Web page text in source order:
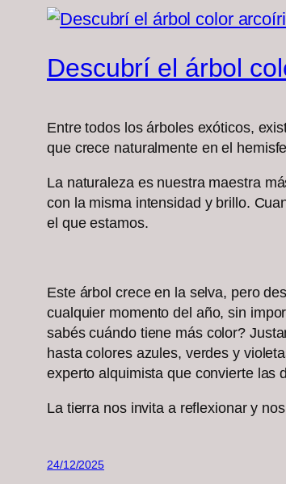
Descubrí el árbol
Entre todos los árboles exóticos,
que crece naturalmente en el
La naturaleza es nuestra maestra
con la misma intensidad y brillo.
el que estamos.
Este árbol crece en la selva, pero
cualquier momento del año, sin
sabés cuándo tiene más color?
hasta colores azules, verdes y
experto alquimista que convierte las
La tierra nos invita a reflexionar y
24/12/2025